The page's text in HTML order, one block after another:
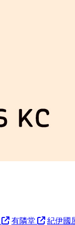
有隣堂 紀伊國